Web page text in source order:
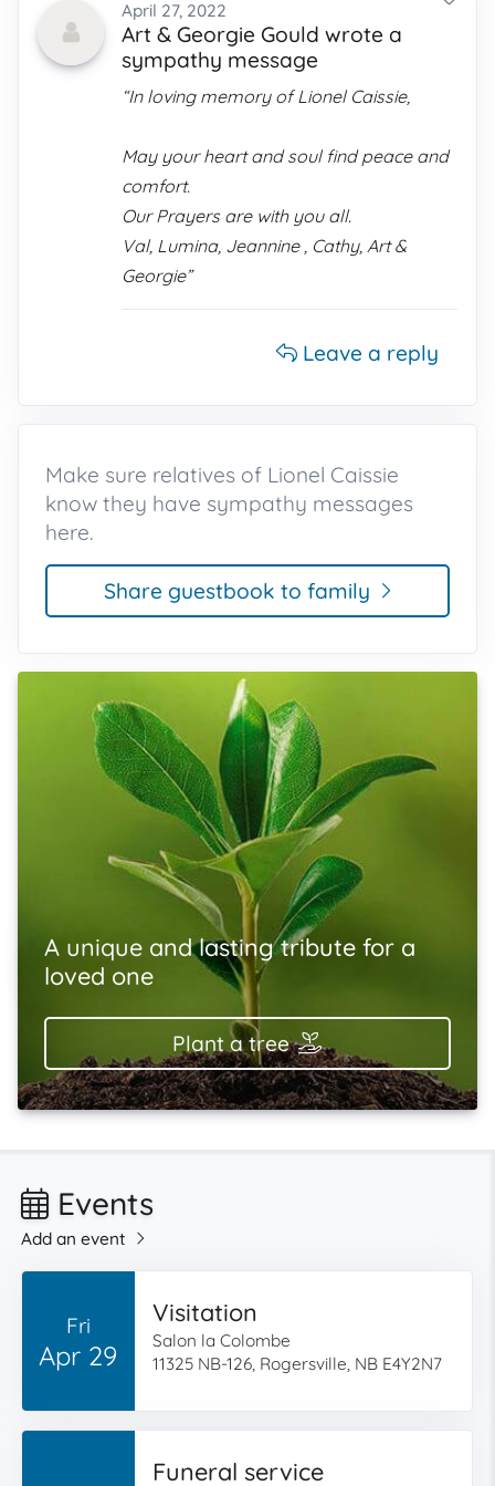
April 27, 2022
Art & Georgie Gould wrote a
sympathy message
“In loving memory of Lionel Caissie,
May your heart and soul find peace and
comfort.
Our Prayers are with you all.
Val, Lumina, Jeannine , Cathy, Art &
Georgie”
Leave a reply
Make sure relatives of Lionel Caissie
know they have sympathy messages
here.
Share guestbook to family
A unique and lasting tribute for a
loved one
Plant a tree
Events
Add an event
Fri
Apr 29
Visitation
Salon la Colombe
11325 NB-126, Rogersville, NB E4Y2N7
Funeral service